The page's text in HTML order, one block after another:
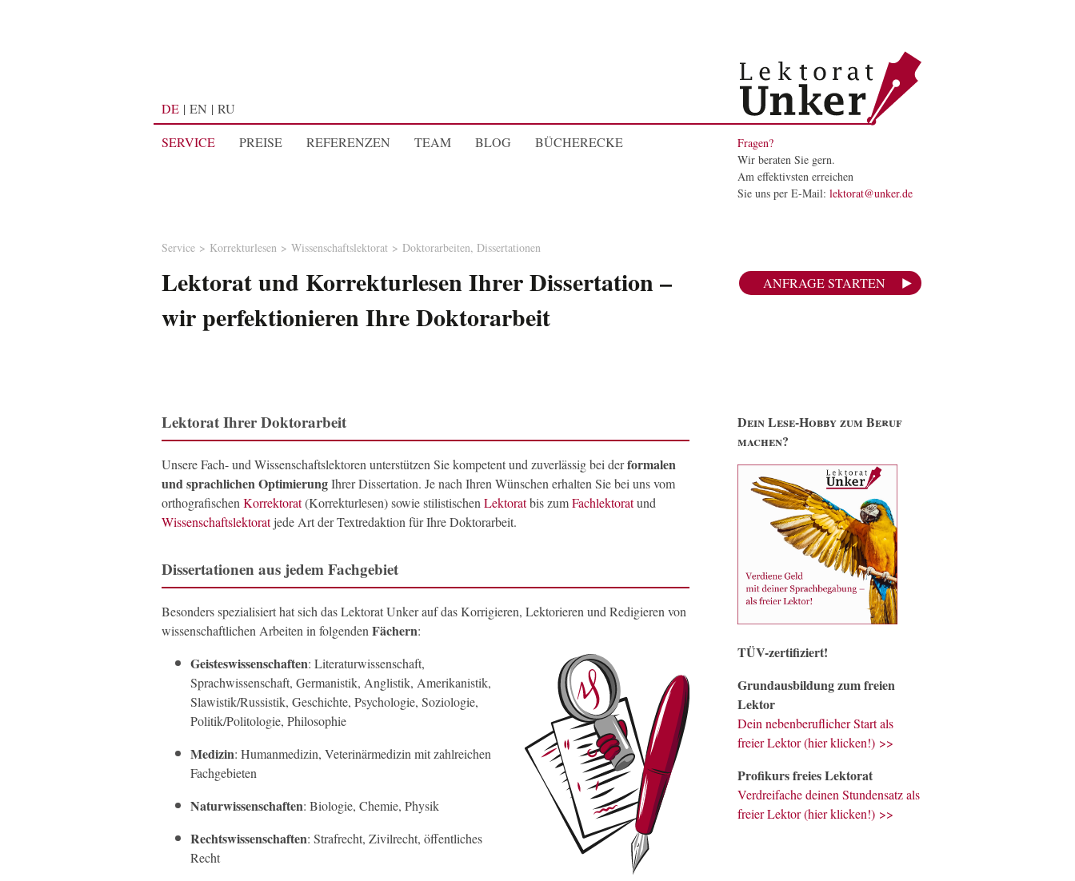
DE EN
RU
SERVICE
PREISE REFERENZEN TEAM BLOG BÜCHERECKE
Fragen?
Wir beraten Sie gern.
Am effektivsten erreichen
Sie uns per E-Mail: lektorat@unker.de
Service Korrekturlesen Wissenschaftslektorat Doktorarbeiten, Dissertationen
Lektorat und Korrekturlesen Ihrer Dissertation –
wir perfektionieren Ihre Doktorarbeit
ANFRAGE STARTEN
Lektorat Ihrer Doktorarbeit
Unsere Fach- und Wissenschaftslektoren unterstützen Sie kompetent und zuverlässig bei derformalen
und sprachlichen OptimierungIhrer Dissertation. Je nach Ihren Wünschen erhalten Sie bei uns vom
orthografischen Korrektorat(Korrekturlesen) sowie stilistischen Lektoratbis zumFachlektoratund
Wissenschaftslektoratjede Art der Textredaktion für Ihre Doktorarbeit.
Dissertationen aus jedem Fachgebiet
Besonders spezialisiert hat sich das Lektorat Unker auf das Korrigieren, Lektorieren und Redigieren von
wissenschaftlichen Arbeiten in folgenden Fächern:
Geisteswissenschaften: Literaturwissenschaft,
Sprachwissenschaft, Germanistik, Anglistik, Amerikanistik,
Slawistik/Russistik, Geschichte, Psychologie, Soziologie,
Politik/Politologie, Philosophie
Medizin: Humanmedizin, Veterinärmedizin mit zahlreichen
Fachgebieten
Naturwissenschaften: Biologie, Chemie, Physik
Rechtswissenschaften: Strafrecht, Zivilrecht, öffentliches
Recht
Dein Lese-Hobby zum Beruf
machen?
TÜV-zertifiziert!
Grundausbildung zum freien
Lektor
Dein nebenberuflicher Start als
freier Lektor (hier klicken!) >>
Profikurs freies Lektorat
Verdreifache deinen Stundensatz als
freier Lektor (hier klicken!) >>